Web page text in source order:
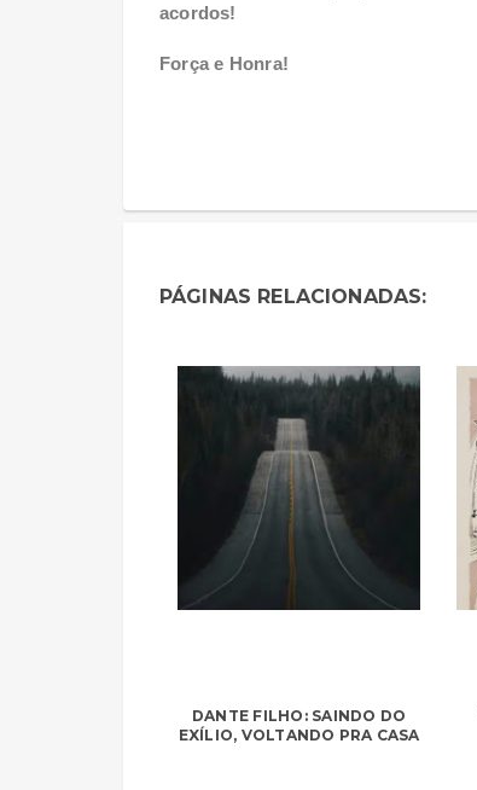
acordos!
Força e Honra!
PÁGINAS RELACIONADAS:
DANTE FILHO: SAINDO DO
EXÍLIO, VOLTANDO PRA CASA